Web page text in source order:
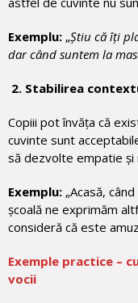
Exemplu: „Știu că îți
dar când suntem la
2. Stabilirea
Copiii pot învăța că
cuvinte sunt
să dezvolte empatie
Exemplu: „Acasă,
școală ne exprimăm
consideră că este
Exemple practice –
vocii